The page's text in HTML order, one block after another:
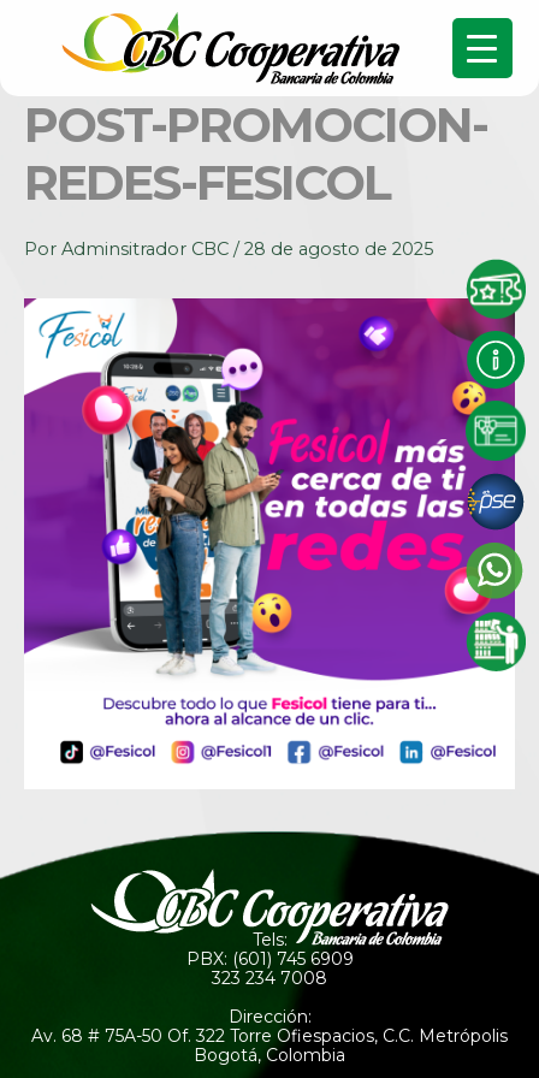
POST-PROMOCION-
REDES-FESICOL
Por Adminsitrador CBC /28 de agosto de 2025
Tels:
PBX: (601) 745 6909
323 234 7008
Dirección:
Av. 68 # 75A-50 Of. 322 Torre Ofiespacios, C.C. Metrópolis
Bogotá, Colombia